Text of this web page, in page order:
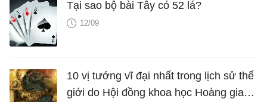
Tại sao bộ bài Tây có 52 lá?
12/09
10 vị tướng vĩ đại nhất trong lịch sử thế
giới do Hội đồng khoa học Hoàng gia